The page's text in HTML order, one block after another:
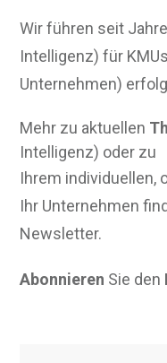
Wir führen seit
Intelligenz) für
Unternehmen)
Mehr zu aktuellen
Intelligenz) oder zu
Ihrem individuellen,
Ihr Unternehmen
Newsletter.
Abonnieren Sie den